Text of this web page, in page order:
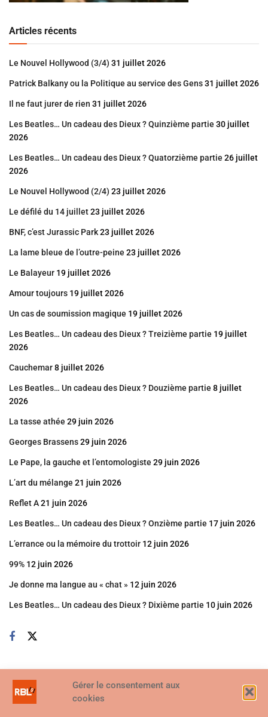
Gérer le consentement aux
cookies
Articles récents
Le Nouvel Hollywood (3/4) 31 juillet 2026
Patrick Balkany ou la Politique au service des Gens31 juillet 2026
Il ne faut jurer de rien 31 juillet 2026
Les Beatles… Un cadeau des Dieux ? Quinzième partie 30 juillet
2026
Les Beatles… Un cadeau des Dieux ? Quatorzième partie 26 juillet
2026
Le Nouvel Hollywood (2/4) 23 juillet 2026
Le défilé du 14 juillet23 juillet 2026
BNF, c’est Jurassic Park23 juillet 2026
La lame bleue de l’outre-peine 23 juillet 2026
Le Balayeur 19 juillet 2026
Amour toujours 19 juillet 2026
Un cas de soumission magique 19 juillet 2026
Les Beatles… Un cadeau des Dieux ? Treizième partie 19 juillet
2026
Cauchemar8 juillet 2026
Les Beatles… Un cadeau des Dieux ? Douzième partie 8 juillet
2026
La tasse athée 29 juin 2026
Georges Brassens29 juin 2026
Le Pape, la gauche et l’entomologiste 29 juin 2026
L’art du mélange 21 juin 2026
Reflet A21 juin 2026
Les Beatles… Un cadeau des Dieux ? Onzième partie 17 juin 2026
L’errance ou la mémoire du trottoir 12 juin 2026
99% 12 juin 2026
Je donne ma langue au « chat » 12 juin 2026
Les Beatles… Un cadeau des Dieux ? Dixième partie 10 juin 2026